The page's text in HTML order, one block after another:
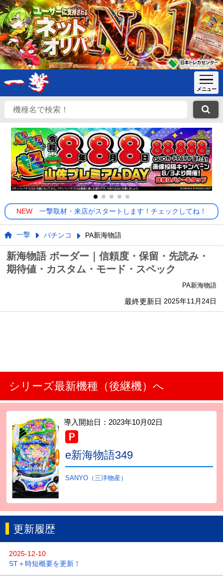
NEW 一撃取材・来店がスタートします！チェックしてね！
一撃 パチンコ PA新海物語
新海物語 ボーダー｜信頼度・保留・先読み・
期待値・カスタム・モード・スペック
PA新海物語
最終更新日 2025年11月24日
シリーズ最新機種（後継機）へ
導入開始日： 2023年10月02日
e新海物語349
SANYO（三洋物産）
更新履歴
2025-12-10
ST＋時短概要を更新！